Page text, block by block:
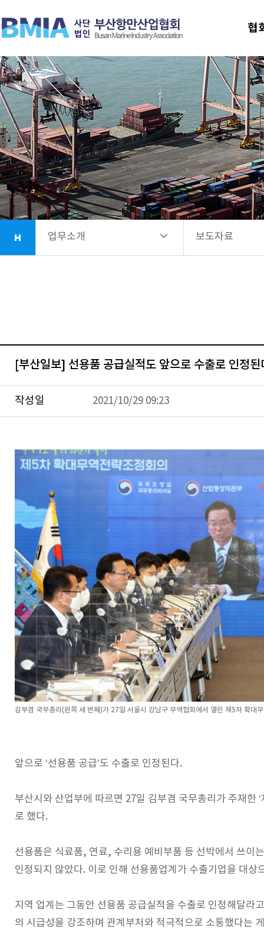
협
업무소개
업무소개
항만시설소개
회원사안내
소식정보
보도자료
협회가입 안내
보도자료
법령정보
[부산일보] 선용품 공급실적도 앞으로 수출로 인정된
작성일 2021/10/29 09:23
김부겸 국무총리(왼쪽 세 번째)가 27일 서울시 강남구 무역협회에서 열린 제5차 확대
앞으로 ‘선용품 공급’도 수출로 인정된다.
부산시와 산업부에 따르면 27일 김부겸 국무총리가 주재한
로 했다.
선용품은 식료품, 연료, 수리용 예비부품 등 선박에서 쓰이
인정되지 않았다. 이로 인해 선용품업계가 수출기업을 대
지역 업계는 그동안 선용품 공급실적을 수출로 인정해달라
의 시급성을 강조하며 관계부처와 적극적으로 소통했다는